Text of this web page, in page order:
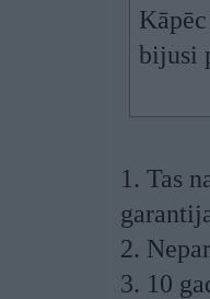
bijusi
1. Tas
2.
3. 10